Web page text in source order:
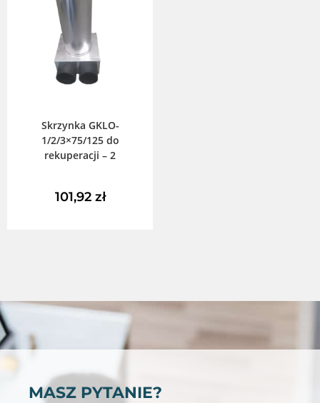
Skrzynka GKLO-
1/2/3×75/125 do
rekuperacji – 2
101,92 zł
MASZ PYTANIE?